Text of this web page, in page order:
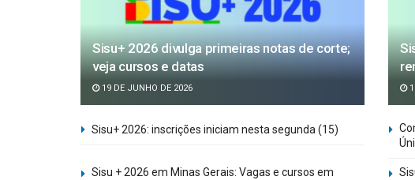
Sisu+ 2026 divulga primeiras notas de corte;
veja cursos e datas
19 DE JUNHO DE 2026
Sisu+ 2026: inscrições iniciam nesta segunda (15)
Sisu + 2026 em Minas Gerais: Vagas e cursos em